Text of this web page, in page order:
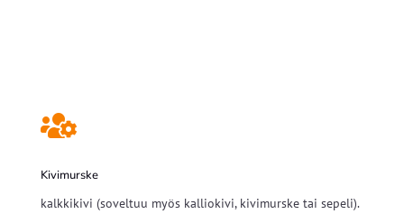

Kivimurske
kalkkikivi (soveltuu myös kalliokivi, kivimurske tai sepeli).